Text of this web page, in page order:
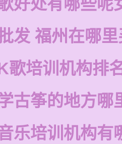
好处有哪些呢
发 福州在哪
歌培训机构排
古筝的地方哪
乐培训机构有